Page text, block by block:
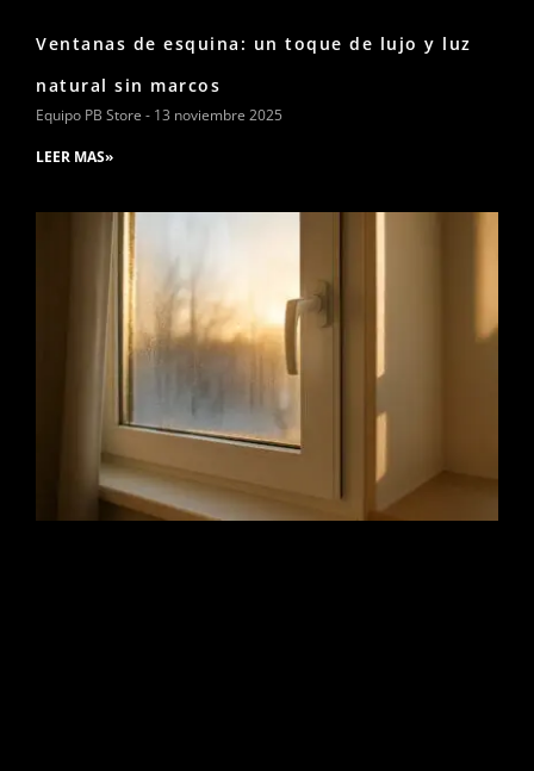
Ventanas de esquina: un toque de lujo y luz
natural sin marcos
Equipo PB Store 13 noviembre 2025
LEER MAS»